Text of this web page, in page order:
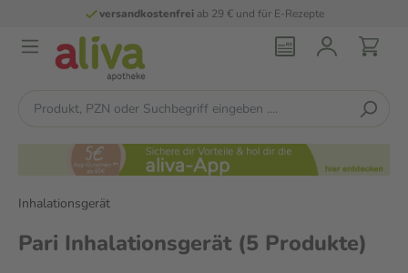
versandkostenfreiab 29 € und für E-Rezepte
Inhalationsgerät
Pari Inhalationsgerät (5 Produkte)